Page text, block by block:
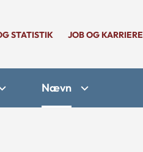
STATISTIK JOB OG KARRIERE
Nævn